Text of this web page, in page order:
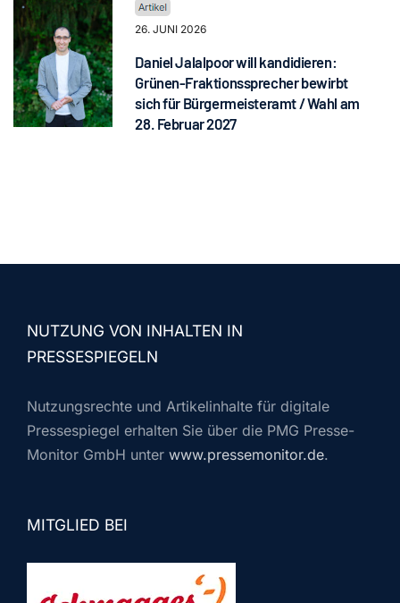
26. JUNI 2026
Daniel Jalalpoor will kandidieren:
Grünen-Fraktionssprecher bewirbt
sich für Bürgermeisteramt / Wahl am
28. Februar 2027
NUTZUNG VON INHALTEN IN
PRESSESPIEGELN
Nutzungsrechte und Artikelinhalte für digitale
Pressespiegel erhalten Sie über die PMG Presse-
Monitor GmbH unter www.pressemonitor.de.
MITGLIED BEI